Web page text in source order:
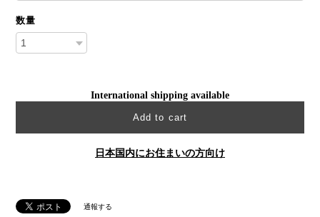
数量
International shipping available
Add to cart
日本国内にお住まいの方向け
通報する